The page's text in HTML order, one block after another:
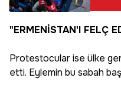
"ERMENİSTAN'I FELÇ
Protestocular ise ülke
etti. Eylemin bu sabah